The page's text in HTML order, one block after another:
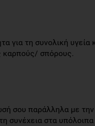
για τη συνολική
καρπούς/ σπόρους.
σου παράλληλα με
συνέχεια στα